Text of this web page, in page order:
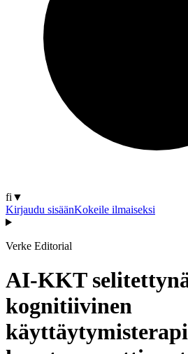
fi ▼
Kirjaudu sisäänKokeile ilmaiseksi
Verke Editorial
AI-KKT
kognitiivinen